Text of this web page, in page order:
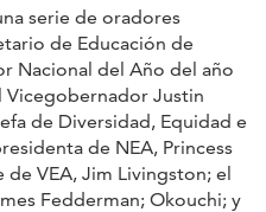
serie de oradores
de Educación de
Nacional del Año del año
Vicegobernador Justin
de Diversidad, Equidad e
de NEA, Princess
VEA, Jim Livingston; el
Fedderman; Okouchi; y